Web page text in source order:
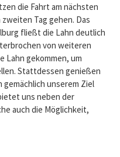
die Fahrt am nächsten
Tag gehen. Das
fließt die Lahn deutlich
von weiteren
Lahn gekommen, um
Stattdessen genießen
unserem Ziel
uns neben der
auch die Möglichkeit,